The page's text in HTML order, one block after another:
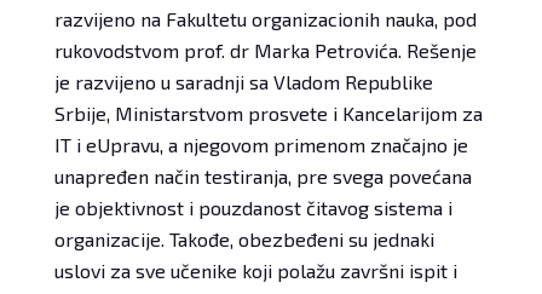
razvijeno na Fakultetu organizacionih nauka, pod
rukovodstvom prof. dr Marka Petrovića. Rešenje
je razvijeno u saradnji sa Vladom Republike
Srbije, Ministarstvom prosvete i Kancelarijom za
IT i eUpravu, a njegovom primenom značajno je
unapređen način testiranja, pre svega povećana
je objektivnost i pouzdanost čitavog sistema i
organizacije. Takođe, obezbeđeni su jednaki
uslovi za sve učenike koji polažu završni ispit i